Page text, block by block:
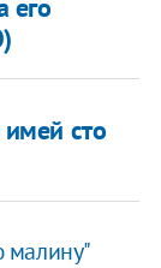
сто
малину"